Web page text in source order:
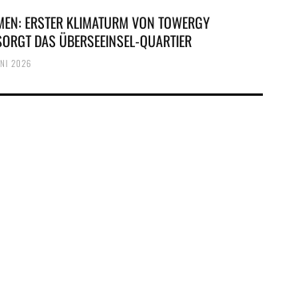
ERSTER KLIMATURM VON TOWERGY
DAS ÜBERSEEINSEL-QUARTIER
2026